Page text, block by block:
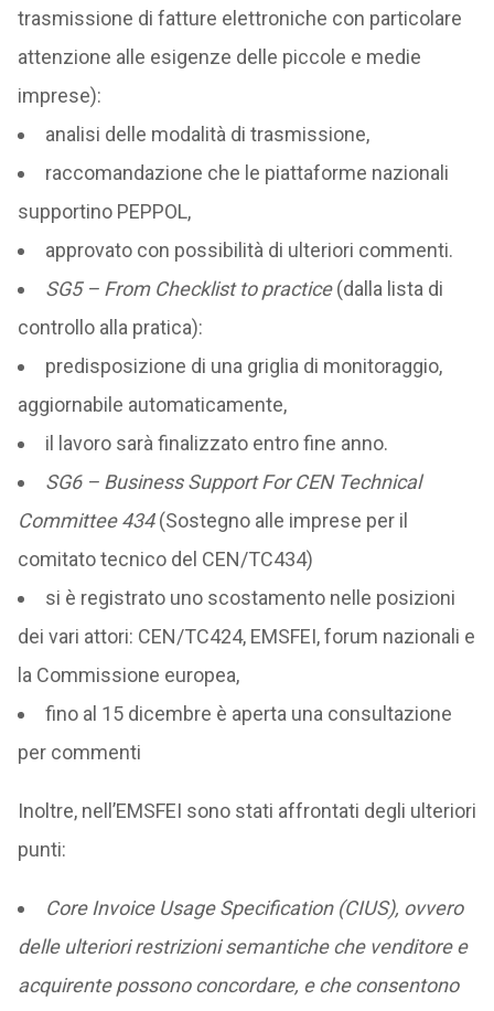
trasmissione di fatture elettroniche con particolare
attenzione alle esigenze delle piccole e medie
imprese):
analisi delle modalità di trasmissione,
raccomandazione che le piattaforme nazionali
supportino PEPPOL,
approvato con possibilità di ulteriori commenti.
SG5 – From Checklist to practice(dalla lista di
controllo alla pratica):
predisposizione di una griglia di monitoraggio,
aggiornabile automaticamente,
il lavoro sarà finalizzato entro fine anno.
SG6 – Business Support For CEN Technical
Committee 434(Sostegno alle imprese per il
comitato tecnico del CEN/TC434)
si è registrato uno scostamento nelle posizioni
dei vari attori: CEN/TC424, EMSFEI, forum nazionali e
la Commissione europea,
fino al 15 dicembre è aperta una consultazione
per commenti
Inoltre, nell’EMSFEI sono stati affrontati degli ulteriori
punti:
Core Invoice Usage Specification (CIUS), ovvero
delle ulteriori restrizioni semantiche che venditore e
acquirente possono concordare, e che consentono